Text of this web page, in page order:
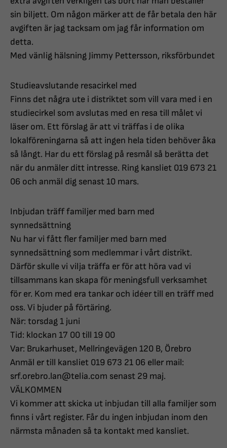
sin biljett. Om någon märker att de får betala den här
avgiften är jag tacksam om jag får information om
detta.
Med vänlig hälsning Jimmy Pettersson, riksförbundet
Studieavslutande resacirkel med
Finns det några ute i distriktet som vill vara med i en
studiecirkel som avslutas med en resa till målet vi
läser om. Ett förslag är att vi träffas i de olika
lokalföreningarna så att ingen hela tiden behöver åka
så långt. Har du ett förslag på resmål så berätta det
när du anmäler ditt intresse. Ring kansliet 019 673 21
06 och anmäl dig senast 10 mars.
Inbjudan träff familjer med barn med
synnedsättning
Nu har vi fått fler familjer med barn med
synnedsättning som medlemmar i vårt distrikt.
Därför skulle vi vilja träffa er för att höra vad vi
tillsammans kan skapa för meningsfull verksamhet
för er. Kom med era tankar och idéer till en träff med
oss. Vi bjuder på förtäring.
När: torsdag 1 juni
Tid: klockan 17 00 till 19 00
Var: Brukarhuset, Mellringevägen 120 B, Örebro
Anmäl er till kansliet 019 673 21 06 eller mail:
srf.orebro.lan@telia.com senast 29 maj.
VÄLKOMMEN
Vi kommer att skicka ut inbjudan till alla familjer som
finns i vårt register. Får du ingen inbjudan inom den
närmsta månaden så ta kontakt med kansliet.